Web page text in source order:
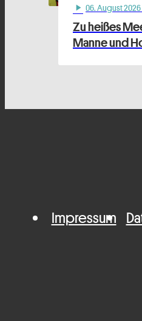
play_arrow 06. August 2026
Zu heißes
Manne und
Impressum